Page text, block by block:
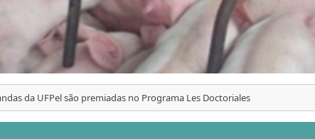
da UFPel são premiadas no Programa Les Doctoriales